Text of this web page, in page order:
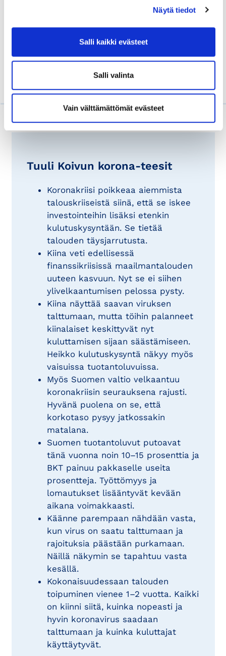
Näytä tiedot
Salli kaikki evästeet
Salli valinta
Vain välttämättömät evästeet
Tuuli Koivun korona-teesit
Koronakriisi poikkeaa aiemmista
talouskriiseistä siinä, että se iskee
investointeihin lisäksi etenkin
kulutuskysyntään. Se tietää
talouden täysjarrutusta.
Kiina veti edellisessä
finanssikriisissä maailmantalouden
uuteen kasvuun. Nyt se ei siihen
ylivelkaantumisen pelossa pysty.
Kiina näyttää saavan viruksen
talttumaan, mutta töihin palanneet
kiinalaiset keskittyvät nyt
kuluttamisen sijaan säästämiseen.
Heikko kulutuskysyntä näkyy myös
vaisuissa tuotantoluvuissa.
Myös Suomen valtio velkaantuu
koronakriisin seurauksena rajusti.
Hyvänä puolena on se, että
korkotaso pysyy jatkossakin
matalana.
Suomen tuotantoluvut putoavat
tänä vuonna noin 10–15 prosenttia ja
BKT painuu pakkaselle useita
prosentteja. Työttömyys ja
lomautukset lisääntyvät kevään
aikana voimakkaasti.
Käänne parempaan nähdään vasta,
kun virus on saatu talttumaan ja
rajoituksia päästään purkamaan.
Näillä näkymin se tapahtuu vasta
kesällä.
Kokonaisuudessaan talouden
toipuminen vienee 1–2 vuotta. Kaikki
on kiinni siitä, kuinka nopeasti ja
hyvin koronavirus saadaan
talttumaan ja kuinka kuluttajat
käyttäytyvät.